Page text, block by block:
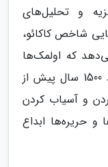
و تحلیل‌های
شاخص کاکائو،
که اولمک‌ها
احتمالاً اولین تمدنی بودند که در حدود 1500 سال پیش از
و آسیاب کردن
و حریره‌ها ابداع